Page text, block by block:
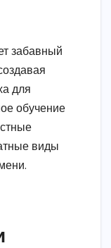
забавный
для
обучение
виды